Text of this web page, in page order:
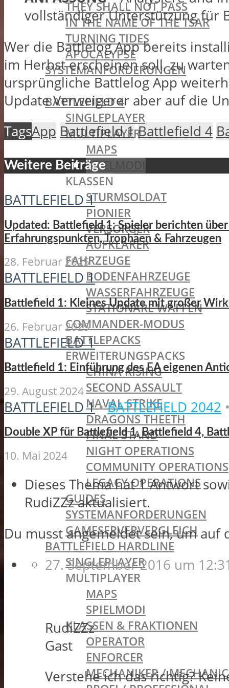
THEY SHALL NOT PASS
IN THE NAME OF THE TSAR
TURNING TIDES
APOCALYPSE
SYSTEMANFORDERUNGEN
BATTLEFIELD OLDIES
BATTLEFIELD 4
SINGLEPLAYER
MULTIPLAYER
MAPS
SPIELMODI
KLASSEN
STURMSOLDAT
PIONIER
VERSORGER
AUFKLÄRER
FAHRZEUGE
BODENFAHRZEUGE
WASSERFAHRZEUGE
STATIONÄRE WAFFEN
COMMANDER-MODUS
BATTLEPACKS
ERWEITERUNGSPACKS
CHINA RISING
SECOND ASSAULT
NAVAL STRIKE
DRAGONS THEETH
FINAL STAND
NIGHT OPERATIONS
COMMUNITY OPERATIONS
LEGACY OPERATIONS
GUIDES
SYSTEMANFORDERUNGEN
GAMESERVERVERGLEICH
BATTLEFIELD HARDLINE
SINGLEPLAYER
MULTIPLAYER
MAPS
SPIELMODI
KLASSEN & FRAKTIONEN
OPERATOR
ENFORCER
MECHANIKER / MECHANIC
vollständiger Unterstützung für
Wer die Battlelog App bereits
im Herbst erscheinen soll, zu
ursprüngliche Battlelog App
Update Verweigerer aber auf die
TagsApp Battlefield 1 Battlefield 4
Weitere Beiträge
BATTLEFIELD 1
Updated: Battlefield 1: Spieler berichten
Erfahrungspunkten, Trophäen & Fahrzeugen
28. Februar 2025
BATTLEFIELD 1
Battlefield 1: Kleines Update mit großer
26. Februar 2025
BATTLEFIELD 1
Battlefield 1: Einführung des EA eigenen
29. August 2024
BATTLEFIELD 1 • BATTLEFIELD 2042 •
Double XP für Battlefield 1, Battlefield 4,
10. Mai 2024
Dieses Thema hat 1 Antwort
RudiZZzaktualisiert.
Du musst angemeldet sein, um auf
27. September 2016 um
RudiZZz
Gast
Verstehe ich das richtig?